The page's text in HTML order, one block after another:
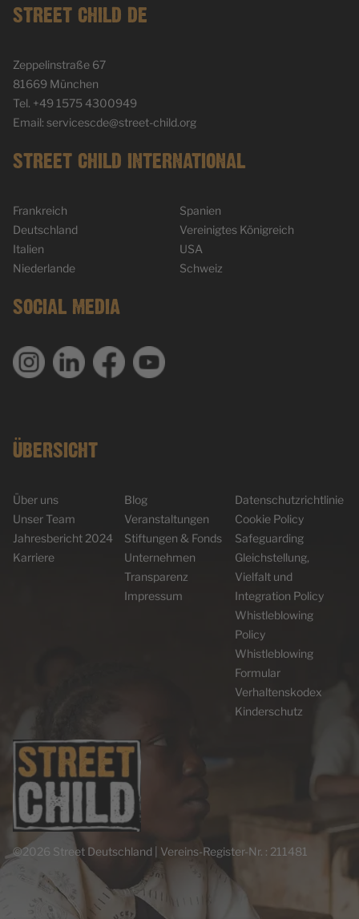
STREET CHILD DE
Zeppelinstraße 67
81669 München
Tel. +49 1575 4300949
Email: servicescde@street-child.org
STREET CHILD INTERNATIONAL
Frankreich
Deutschland
Italien
Niederlande
Spanien
Vereinigtes Königreich
USA
Schweiz
SOCIAL MEDIA
ÜBERSICHT
Über uns
Unser Team
Jahresbericht 2024
Karriere
Blog
Veranstaltungen
Stiftungen & Fonds
Unternehmen
Transparenz
Impressum
Datenschutzrichtlinie
Cookie Policy
Safeguarding
Gleichstellung,
Vielfalt und
Integration Policy
Whistleblowing
Policy
Whistleblowing
Formular
Verhaltenskodex
Kinderschutz
©2026 Street Deutschland | Vereins-Register-Nr. : 211481